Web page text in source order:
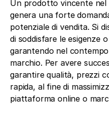
Un prodotto vincente nel
genera una forte
potenziale di vendita. Si
di soddisfare le esigenze
garantendo nel
marchio. Per avere
garantire qualità, prezzi
rapida, al fine di
piattaforma online o